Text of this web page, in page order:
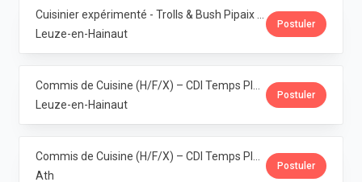
Leuze-en-Hainaut
Postuler
Leuze-en-Hainaut
Postuler
Ath
Postuler